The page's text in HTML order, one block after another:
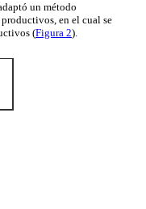
un método
en el cual se
(Figura 2).